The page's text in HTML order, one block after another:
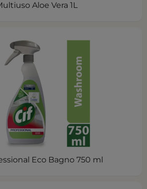
Aloe Vera 1L
Eco Bagno 750 ml